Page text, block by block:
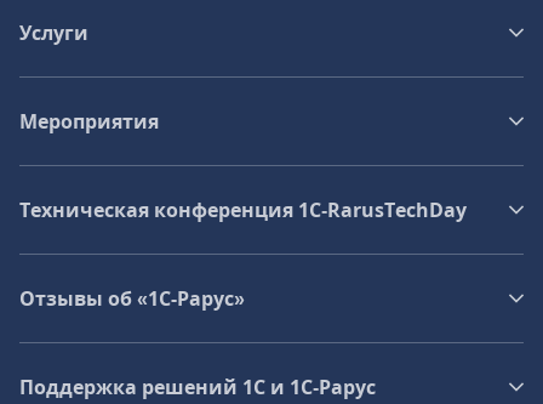
Услуги
Мероприятия
Техническая конференция 1C‑RarusTechDay
Отзывы об «1С-Рарус»
Поддержка решений 1С и 1С‑Рарус